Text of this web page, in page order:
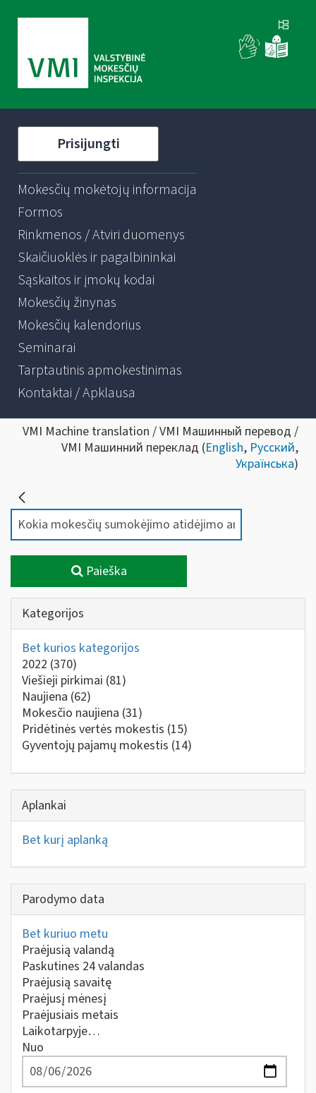
Prisijungti
Mokesčių mokėtojų informacija
Formos
Rinkmenos / Atviri duomenys
Skaičiuoklės ir pagalbininkai
Sąskaitos ir įmokų kodai
Mokesčių žinynas
Mokesčių kalendorius
Seminarai
Tarptautinis apmokestinimas
Kontaktai / Apklausa
VMI Machine translation / VMI Машинный перевод /
VMI Машинний переклад (English, Русский,
Українська)
Paieška
Kategorijos
Bet kurios kategorijos
2022 (370)
Viešieji pirkimai (81)
Naujiena (62)
Mokesčio naujiena (31)
Pridėtinės vertės mokestis (15)
Gyventojų pajamų mokestis (14)
Aplankai
Bet kurį aplanką
Parodymo data
Bet kuriuo metu
Praėjusią valandą
Paskutines 24 valandas
Praėjusią savaitę
Praėjusį mėnesį
Praėjusiais metais
Laikotarpyje…
Nuo